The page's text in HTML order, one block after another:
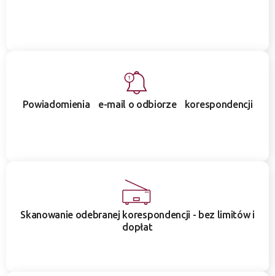
Powiadomienia e-mail o odbiorze korespondencji
Skanowanie odebranej korespondencji - bez limitów i
dopłat